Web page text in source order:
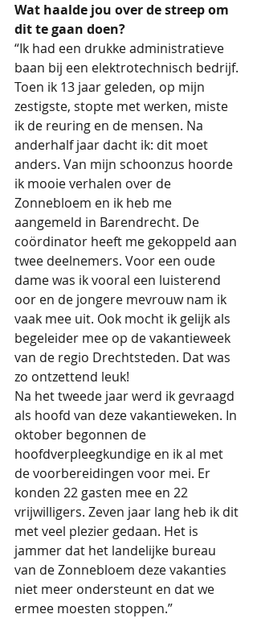
Wat haalde jou over de streep om
dit te gaan doen?
“Ik had een drukke administratieve
baan bij een elektrotechnisch bedrijf.
Toen ik 13 jaar geleden, op mijn
zestigste, stopte met werken, miste
ik de reuring en de mensen. Na
anderhalf jaar dacht ik: dit moet
anders. Van mijn schoonzus hoorde
ik mooie verhalen over de
Zonnebloem en ik heb me
aangemeld in Barendrecht. De
coördinator heeft me gekoppeld aan
twee deelnemers. Voor een oude
dame was ik vooral een luisterend
oor en de jongere mevrouw nam ik
vaak mee uit. Ook mocht ik gelijk als
begeleider mee op de vakantieweek
van de regio Drechtsteden. Dat was
zo ontzettend leuk!
Na het tweede jaar werd ik gevraagd
als hoofd van deze vakantieweken. In
oktober begonnen de
hoofdverpleegkundige en ik al met
de voorbereidingen voor mei. Er
konden 22 gasten mee en 22
vrijwilligers. Zeven jaar lang heb ik dit
met veel plezier gedaan. Het is
jammer dat het landelijke bureau
van de Zonnebloem deze vakanties
niet meer ondersteunt en dat we
ermee moesten stoppen.”